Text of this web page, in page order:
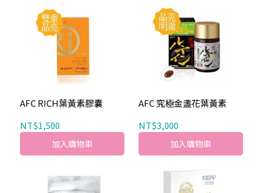
AFC RICH葉黃素膠囊
NT$1,500
加入購物車
AFC 究極金盞花葉黃素
NT$3,000
加入購物車